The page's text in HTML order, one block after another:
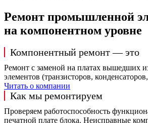
Ремонт промышленной
на компонентном уровне
Компонентный ремонт — это
Ремонт с заменой на платах вышедших
элементов (транзисторов,
Читать о компании
Как мы ремонтируем
Проверяем работоспособность
печатной плате блока. Неисправные